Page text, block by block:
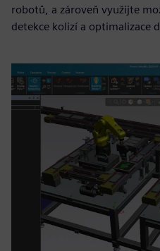
robotů, a zároveň využijte
detekce kolizí a optimalizace